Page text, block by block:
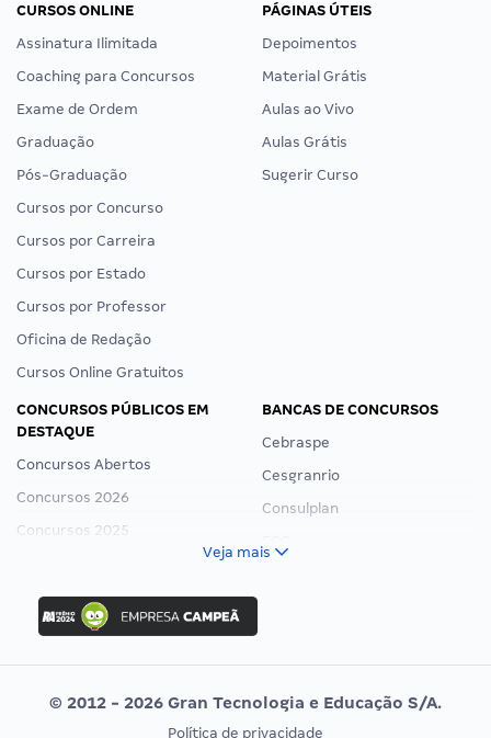
CURSOS ONLINE
Assinatura Ilimitada
Coaching para Concursos
Exame de Ordem
Graduação
Pós-Graduação
Cursos por Concurso
Cursos por Carreira
Cursos por Estado
Cursos por Professor
Oficina de Redação
Cursos Online Gratuitos
PÁGINAS ÚTEIS
Depoimentos
Material Grátis
Aulas ao Vivo
Aulas Grátis
Sugerir Curso
CONCURSOS PÚBLICOS EM
DESTAQUE
Concursos Abertos
Concursos 2026
Concursos 2025
Concurso Ibama
Concurso MPU
Editais publicados
BANCAS DE CONCURSOS
Cebraspe
Cesgranrio
Consulplan
Vunesp
Veja mais
© 2012 - 2026 Gran Tecnologia e Educação S/A.
Política de privacidade